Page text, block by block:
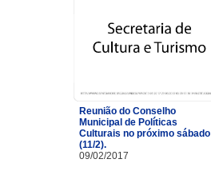
Reunião do Conselho
Municipal de Políticas
Culturais no próximo sábado
(11/2).
09/02/2017